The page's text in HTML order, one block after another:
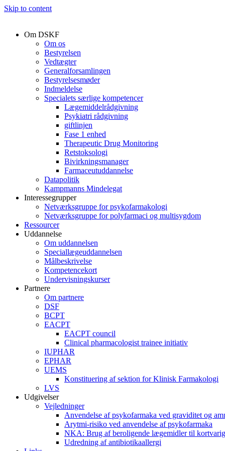
Skip to content
Om DSKF
Om os
Bestyrelsen
Vedtægter
Generalforsamlingen
Bestyrelsesmøder
Indmeldelse
Specialets særlige kompetencer
Lægemiddelrådgivning
Psykiatri rådgivning
giftlinjen
Fase 1 enhed
Therapeutic Drug Monitoring
Retstoksologi
Bivirkningsmanager
Farmaceutuddannelse
Datapolitik
Kampmanns Mindelegat
Interessegrupper
Netværksgruppe for psykofarmakologi
Netværksgruppe for polyfarmaci og multisygdom
Ressourcer
Uddannelse
Om uddannelsen
Speciallægeuddannelsen
Målbeskrivelse
Kompetencekort
Undervisningskurser
Partnere
Om partnere
DSF
BCPT
EACPT
EACPT council
Clinical pharmacologist trainee initiativ
IUPHAR
EPHAR
UEMS
Konstituering af sektion for Klinisk Farmakologi
LVS
Udgivelser
Vejledninger
Anvendelse af psykofarmaka ved graviditet og
Arytmi-risiko ved anvendelse af psykofarmaka
NKA: Brug af beroligende lægemidler til
Udredning af antibiotikaallergi